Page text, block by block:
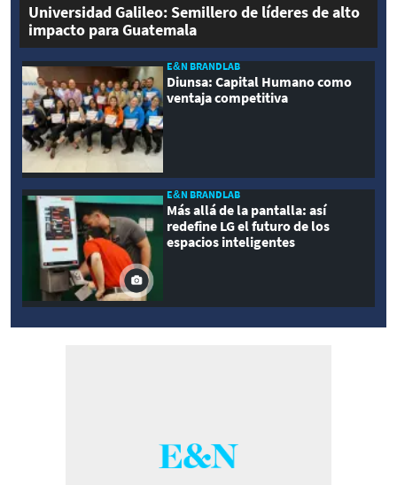
Universidad Galileo: Semillero de líderes de alto
impacto para Guatemala
E&N BRANDLAB
Diunsa: Capital Humano como
ventaja competitiva
E&N BRANDLAB
Más allá de la pantalla: así
redefine LG el futuro de los
espacios inteligentes